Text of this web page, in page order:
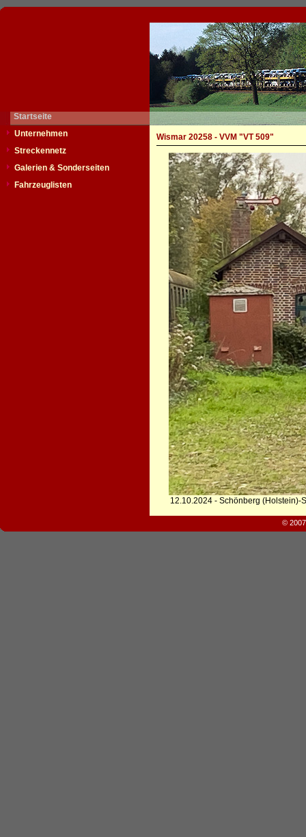
Startseite
Unternehmen
Streckennetz
Galerien & Sonderseiten
Fahrzeuglisten
Wismar 20258 - VVM "VT 509"
12.10.2024 - Schönberg (Holstein)-
©